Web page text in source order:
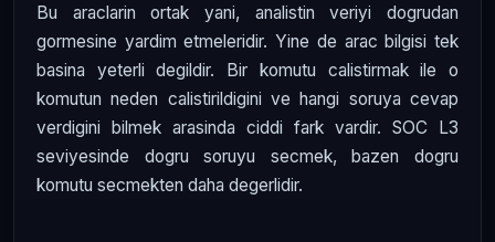
Bu araclarin ortak yani, analistin veriyi dogrudan
gormesine yardim etmeleridir. Yine de arac bilgisi tek
basina yeterli degildir. Bir komutu calistirmak ile o
komutun neden calistirildigini ve hangi soruya cevap
verdigini bilmek arasinda ciddi fark vardir. SOC L3
seviyesinde dogru soruyu secmek, bazen dogru
komutu secmekten daha degerlidir.